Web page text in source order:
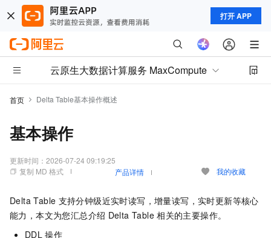
打开 APP
云原生大数据计算服务 MaxCompute
首页 Delta Table基本操作概述
基本操作
更新时间： 2026-07-24 09:19:25
复制 MD 格式
产品详情 我的收藏
Delta Table 支持分钟级近实时读写，增量读写，实时更新等核心
能力，本文为您汇总介绍 Delta Table 相关的主要操作。
DDL 操作